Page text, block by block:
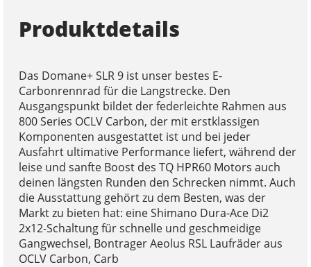
Produktdetails
Das Domane+ SLR 9 ist unser bestes E-
Carbonrennrad für die Langstrecke. Den
Ausgangspunkt bildet der federleichte Rahmen aus
800 Series OCLV Carbon, der mit erstklassigen
Komponenten ausgestattet ist und bei jeder
Ausfahrt ultimative Performance liefert, während der
leise und sanfte Boost des TQ HPR60 Motors auch
deinen längsten Runden den Schrecken nimmt. Auch
die Ausstattung gehört zu dem Besten, was der
Markt zu bieten hat: eine Shimano Dura-Ace Di2
2x12-Schaltung für schnelle und geschmeidige
Gangwechsel, Bontrager Aeolus RSL Laufräder aus
OCLV Carbon, Carb